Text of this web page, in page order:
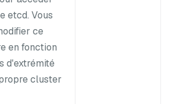
etcd. Vous
ce
en fonction
d'extrémité
cluster